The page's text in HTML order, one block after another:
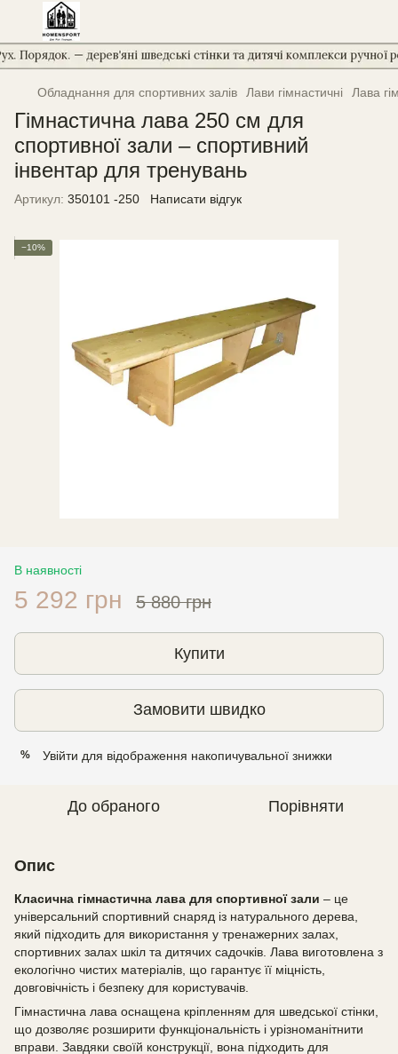
Обладнання для спортивних залів Лави гімнастичні Лава
Гімнастична лава 250 см для
спортивної зали – спортивний
інвентар для тренувань
Артикул: 350101 -250 Написати відгук
−10%
В наявності
5 292 грн 5 880 грн
Купити
Замовити швидко
% Увійти для відображення накопичувальної знижки
До обраного Порівняти
Опис
Класична гімнастична лава для спортивної зали – це
універсальний спортивний снаряд із натурального дерева,
який підходить для використання у тренажерних залах,
спортивних залах шкіл та дитячих садочків. Лава виготовлена з
екологічно чистих матеріалів, що гарантує її міцність,
довговічність і безпеку для користувачів.
Гімнастична лава оснащена кріпленням для шведської стінки,
що дозволяє розширити функціональність і урізноманітнити
вправи. Завдяки своїй конструкції, вона підходить для